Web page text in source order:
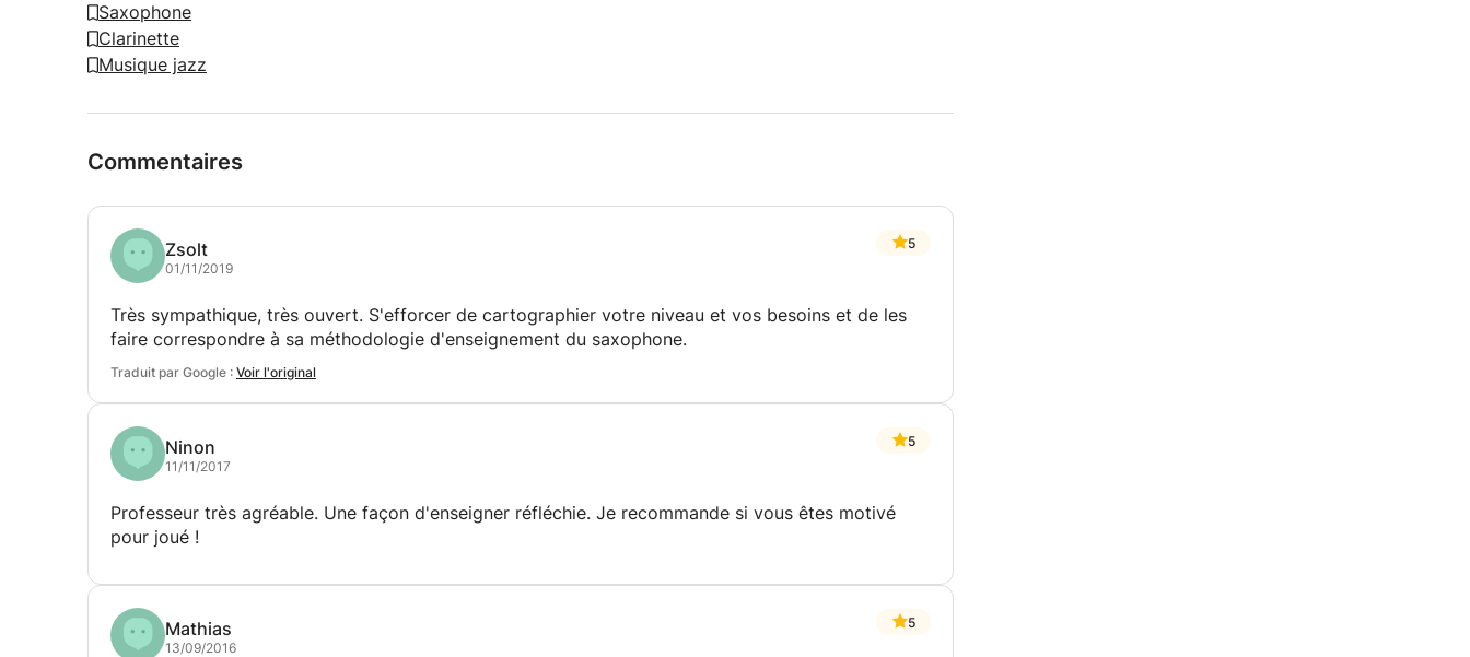
Saxophone
Clarinette
Musique jazz
Commentaires
Zsolt
01/11/2019
5
Très sympathique, très ouvert. S'efforcer de cartographier votre niveau et vos besoins et de les
faire correspondre à sa méthodologie d'enseignement du saxophone.
Traduit par Google : Voir l'original
Ninon
11/11/2017
5
Professeur très agréable. Une façon d'enseigner réfléchie. Je recommande si vous êtes motivé
pour joué !
Mathias
13/09/2016
5